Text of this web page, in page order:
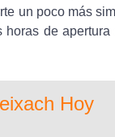
un poco más
de
Hoy